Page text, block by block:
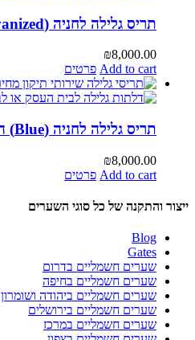
תריס גלילה לחניה (Galvanized ) החל מ
₪8,000.00
Add to cart פרטים
תריס גלילה לחניה (Blue) החל מ
₪8,000.00
Add to cart פרטים
ייצור והתקנה של כל סוגי השערים‏
Blog
Gates
שערים חשמליים בדרום
שערים חשמליים בחיפה
שערים חשמליים ביהודה ושומרון
שערים חשמליים בירושלים
שערים חשמליים במרכז